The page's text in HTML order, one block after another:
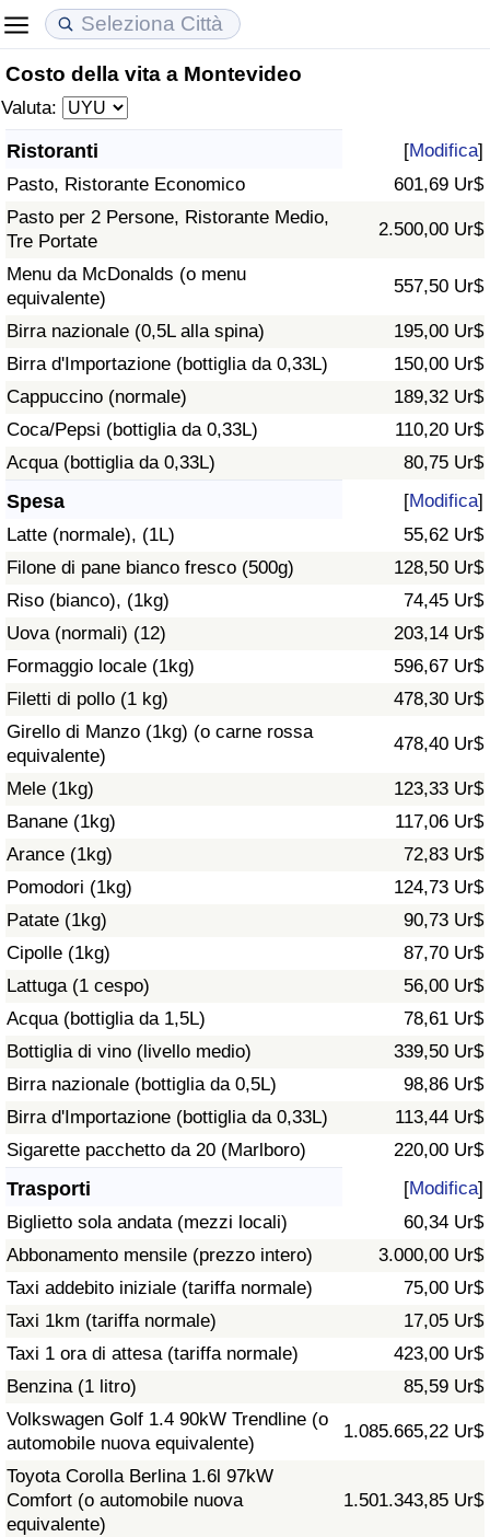
Costo della vita a Montevideo
Valuta:
Ristoranti [Modifica]
Pasto, Ristorante Economico
601,69 Ur$
Pasto per 2 Persone, Ristorante Medio,
Tre Portate
2.500,00 Ur$
Menu da McDonalds (o menu
equivalente)
557,50 Ur$
Birra nazionale (0,5L alla spina)
195,00 Ur$
Birra d'Importazione (bottiglia da 0,33L)
150,00 Ur$
Cappuccino (normale)
189,32 Ur$
Coca/Pepsi (bottiglia da 0,33L)
110,20 Ur$
Acqua (bottiglia da 0,33L)
80,75 Ur$
Spesa [Modifica]
Latte (normale), (1L)
55,62 Ur$
Filone di pane bianco fresco (500g)
128,50 Ur$
Riso (bianco), (1kg)
74,45 Ur$
Uova (normali) (12)
203,14 Ur$
Formaggio locale (1kg)
596,67 Ur$
Filetti di pollo (1 kg)
478,30 Ur$
Girello di Manzo (1kg) (o carne rossa
equivalente)
478,40 Ur$
Mele (1kg)
123,33 Ur$
Banane (1kg)
117,06 Ur$
Arance (1kg)
72,83 Ur$
Pomodori (1kg)
124,73 Ur$
Patate (1kg)
90,73 Ur$
Cipolle (1kg)
87,70 Ur$
Lattuga (1 cespo)
56,00 Ur$
Acqua (bottiglia da 1,5L)
78,61 Ur$
Bottiglia di vino (livello medio)
339,50 Ur$
Birra nazionale (bottiglia da 0,5L)
98,86 Ur$
Birra d'Importazione (bottiglia da 0,33L)
113,44 Ur$
Sigarette pacchetto da 20 (Marlboro)
220,00 Ur$
Trasporti [Modifica]
Biglietto sola andata (mezzi locali)
60,34 Ur$
Abbonamento mensile (prezzo intero)
3.000,00 Ur$
Taxi addebito iniziale (tariffa normale)
75,00 Ur$
Taxi 1km (tariffa normale)
17,05 Ur$
Taxi 1 ora di attesa (tariffa normale)
423,00 Ur$
Benzina (1 litro)
85,59 Ur$
Volkswagen Golf 1.4 90kW Trendline (o
automobile nuova equivalente)
1.085.665,22 Ur$
Toyota Corolla Berlina 1.6l 97kW
Comfort (o automobile nuova
equivalente)
1.501.343,85 Ur$
Costo della vita
Indice Del Costo Della Vita (corrente)
Indice Del Costo Della Vita
Indice del Costo della Vita per Nazione
ad Aqaba
Prezzi degli immobili
Indice del Prezzo delle Case (Corrente)
Indice del Prezzo delle Case
Indice del Prezzo delle Case per Nazione
Qualità della Vita
Indice della Qualità della Vita
Indice della Qualità della Vita (Corrente)
Indice della qualità della vita per Paese
Criminalità
Indice del Tasso di Criminalità (Corrente)
Indice della Criminalità
Indice di criminalità per paese
Assistenza Sanitaria
Indice dell’Assistenza Sanitaria (Corrente)
Indice dell’Assistenza Sanitaria
Indice dell’Assistenza Sanitaria per
Nazione
Inquinamento
Indice dell’Inquinamento (Corrente)
Indice di inquinamento
Indice dell’Inquinamento per Nazione
Traffico
Indice del Traffico
Indice del traffico (Corrente)
Indice del traffico per Nazione